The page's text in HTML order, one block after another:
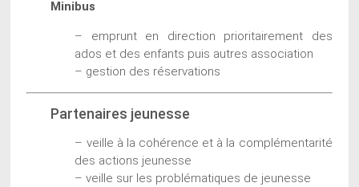
Minibus
– emprunt en direction prioritairement des
ados et des enfants puis autres association
– gestion des réservations
Partenaires jeunesse
– veille à la cohérence et à la complémentarité
des actions jeunesse
– veille sur les problématiques de jeunesse